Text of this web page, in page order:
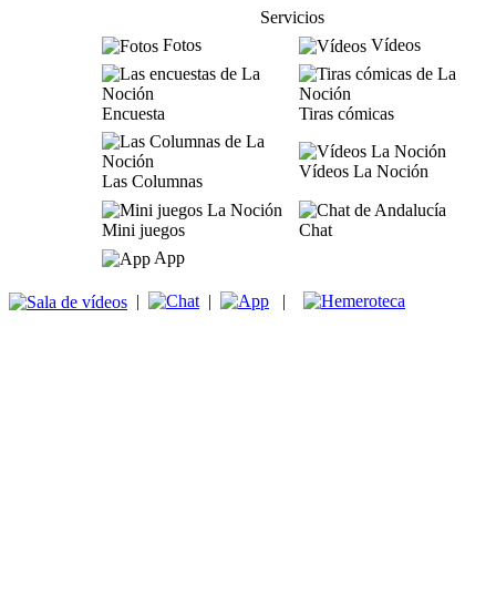
Servicios
Fotos
Vídeos
Encuesta Tiras cómicas
Las Columnas
Vídeos La Noción
Mini juegos
Chat
App
| | |